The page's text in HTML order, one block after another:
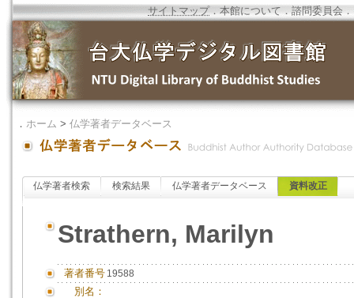
サイトマップ．本館について ．諮問委員会 ．
． ホーム > 仏学著者データベース
仏学著者検索 検索結果 仏学著者データベース 資料改正
Strathern, Marilyn
著者番号 19588
別名：